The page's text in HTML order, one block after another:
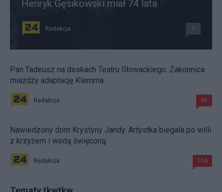
Henryk Gęsikowski miał 74 lata
Redakcja 1
Pan Tadeusz na deskach Teatru Słowackiego. Zakonnica
miażdży adaptację Klemma
Redakcja 96
Nawiedzony dom Krystyny Jandy. Artystka biegała po willi
z krzyżem i wodą święconą
Redakcja 104